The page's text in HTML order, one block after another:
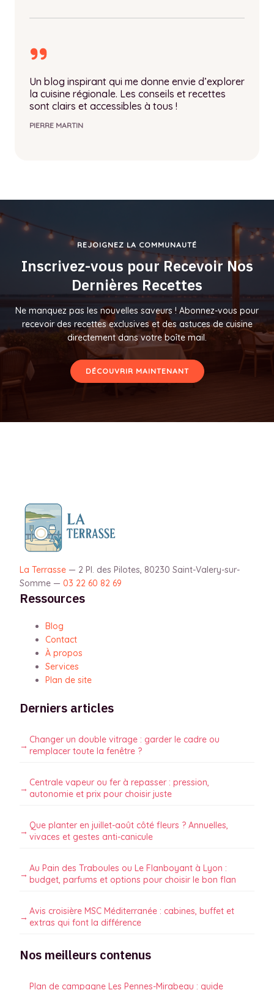
Un blog inspirant qui me donne envie d’explorer
la cuisine régionale. Les conseils et recettes
sont clairs et accessibles à tous !
PIERRE MARTIN
REJOIGNEZ LA COMMUNAUTÉ
Inscrivez-vous pour Recevoir Nos
Dernières Recettes
Ne manquez pas les nouvelles saveurs ! Abonnez-vous pour
recevoir des recettes exclusives et des astuces de cuisine
directement dans votre boîte mail.
DÉCOUVRIR MAINTENANT
La Terrasse — 2 Pl. des Pilotes, 80230 Saint-Valery-sur-
Somme — 03 22 60 82 69
Ressources
Blog
Contact
À propos
Services
Plan de site
Derniers articles
Changer un double vitrage : garder le cadre ou
remplacer toute la fenêtre ?
Centrale vapeur ou fer à repasser : pression,
autonomie et prix pour choisir juste
Que planter en juillet-août côté fleurs ? Annuelles,
vivaces et gestes anti-canicule
Au Pain des Traboules ou Le Flanboyant à Lyon :
budget, parfums et options pour choisir le bon flan
Avis croisière MSC Méditerranée : cabines, buffet et
extras qui font la différence
Nos meilleurs contenus
Plan de campagne Les Pennes-Mirabeau : guide